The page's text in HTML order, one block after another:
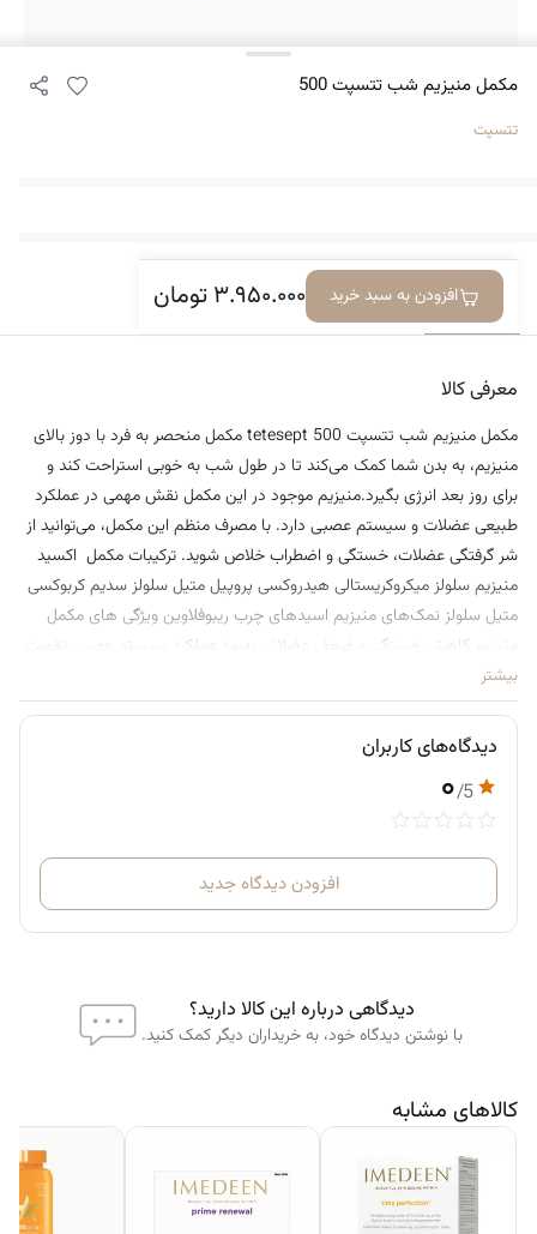
مکمل منیزیم شب تتسپت 500
تتسپت
۳.۹۵۰.۰۰۰تومان افزودن به سبد خریدمعرفی کالا دیدگاه‌ها
معرفی کالا
مکمل منیزیم شب تتسپت 500 tetesept مکمل منحصر به فرد با دوز بالای
منیزیم، به بدن شما کمک می‌کند تا در طول شب به خوبی استراحت کند و
برای روز بعد انرژی بگیرد.منیزیم موجود در این مکمل نقش مهمی در عملکرد
طبیعی عضلات و سیستم عصبی دارد. با مصرف منظم این مکمل، می‌توانید از
شر گرفتگی عضلات، خستگی و اضطراب خلاص شوید. ترکیبات مکمل اکسید
منیزیم سلولز میکروکریستالی هیدروکسی پروپیل متیل سلولز سدیم کربوکسی
متیل سلولز نمک‌های منیزیم اسیدهای چرب ریبوفلاوین ویژگی های مکمل
منیزیم کاهش خستگی و ضعف عضلانی بهبود عملکرد سیستم عصبی تقویت
سیستم ایمنی کاهش استرس و اضطراب بهبود خلق و خو تقویت استخوان‌ها
نحوه مصرف مکمل روزانه 1/2 تا 1 قرص را همراه با آب قبل از خواب مصرف
کنید. در صورت نیاز، می‌توانید دوز مصرفی را با مشورت پزشک افزایش دهید.
بیشتر
دیدگاه‌های کاربران
۰/5
افزودن دیدگاه جدید
دیدگاهی درباره این کالا دارید؟
با نوشتن دیدگاه خود، به خریداران دیگر کمک کنید.
کالاهای مشابه